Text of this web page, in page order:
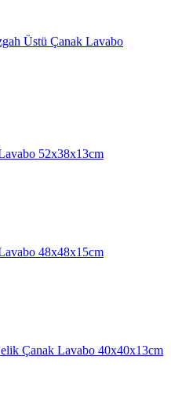
Üstü Çanak Lavabo
52x38x13cm
48x48x15cm
Çanak Lavabo 40x40x13cm